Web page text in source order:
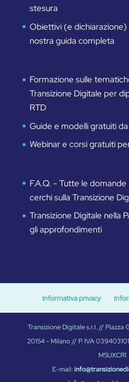
stesura
Obiettivi (e dichiarazione)
nostra guida completa
Formazione sulle
Transizione Digitale per
RTD
Guide e modelli gratuiti
Webinar e corsi gratuiti
F.A.Q. - Tutte le
cerchi sulla Transizione
Transizione Digitale nella
gli approfondimenti
Informativa privacy
Transizione Digitale s.r.l. // Piazza
20154 - Milano // P. IVA
M5UXCR1
E-mail: